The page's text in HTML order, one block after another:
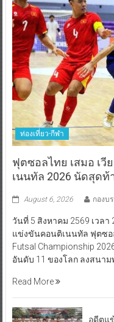
ท่องเที่ยว-กีฬา
ฟุตซอลไทย เสมอ เ
เนนทัล 2026 นัดสุดท้
August 6, 2026 กองบ
วันที่ 5 สิงหาคม 2569 เวล
แข่งขันคอนติเนนทัล ฟุตซอ
Futsal Championship
อันดับ 11 ของโลก ลงสนาม
Read More
อดีตแ